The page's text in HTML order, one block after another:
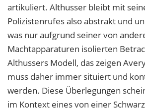
artikuliert. Althusser bleibt mit
Polizistenrufes also abstrakt und
was nur aufgrund seiner von
Machtapparaturen isolierten
Althussers Modell, das zeigen
muss daher immer situiert und
werden. Diese Überlegungen
im Kontext eines von einer